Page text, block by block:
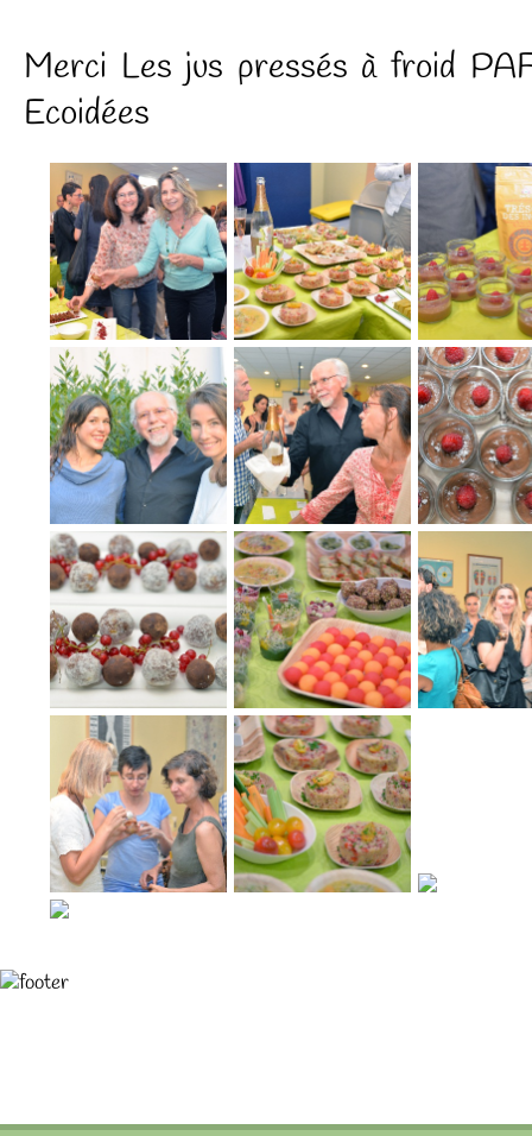
Merci Les jus pressés à froid
Ecoidées